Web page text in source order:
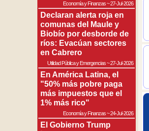
Economía y Finanzas~27-Jul-2026
Declaran alerta roja en
comunas del Maule y
Biobío por desborde de
ríos: Evacúan sectores
en Cabrero
Utilidad Pública y Emergencias~27-Jul-2026
En América Latina, el
"50% más pobre paga
más impuestos que el
1% más rico"
Economía y Finanzas~24-Jul-2026
El Gobierno Trump